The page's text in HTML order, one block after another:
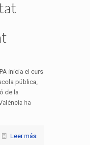
inicia el curs
pública,
de la
ha
Leer más